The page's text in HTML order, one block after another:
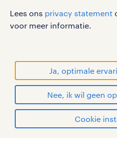
Lees ons privacy statement
voor meer informatie.
Ja, optimale
Nee, ik wil geen
Cookie
handelsmerken van
© Randstad 2026